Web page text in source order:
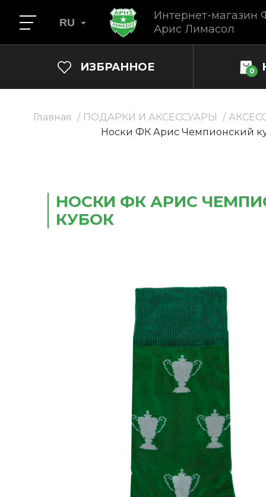
Интернет-магазин
Арис Лимасол
RU
ИЗБРАННОЕ 0
Главная ПОДАРКИ И АКСЕССУАРЫ
Носки ФК Арис Чемпионский
НОСКИ ФК АРИС
КУБОК